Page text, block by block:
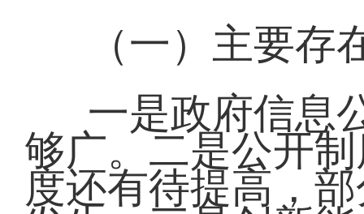
（一）主要存
一是政府信息
够广。二是公开
度还有待提高，